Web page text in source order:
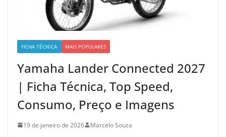
FICHA TÉCNICA MAIS POPULARES
Yamaha Lander Connected 2027
| Ficha Técnica, Top Speed,
Consumo, Preço e Imagens
19 de janeiro de 2026 Marcelo Souza